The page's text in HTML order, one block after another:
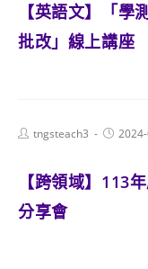
【英語文】「
批改」線上講座
Posttngsteach3
Post
【跨領域】113
分享會